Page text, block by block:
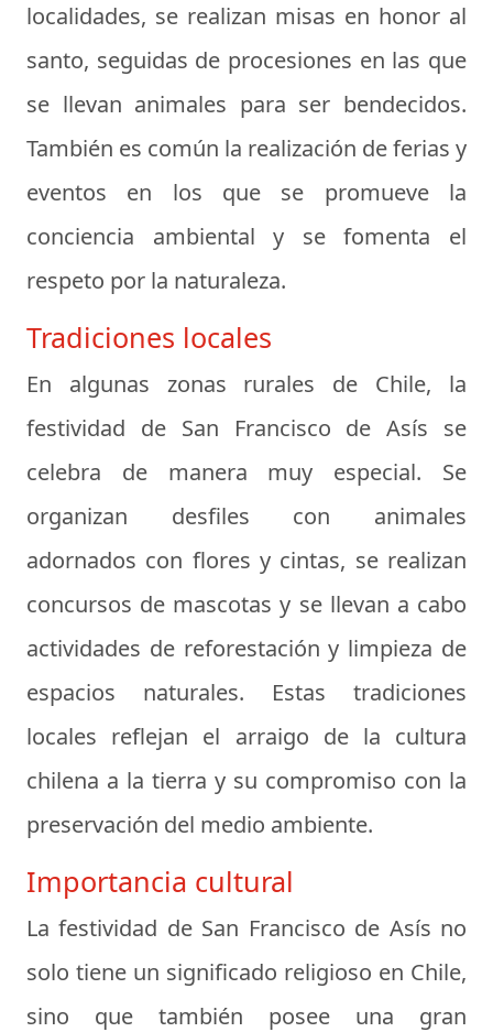
localidades, se realizan misas en honor al
santo, seguidas de procesiones en las que
se llevan animales para ser bendecidos.
También es común la realización de ferias y
eventos en los que se promueve la
conciencia ambiental y se fomenta el
respeto por la naturaleza.
Tradiciones locales
En algunas zonas rurales de Chile, la
festividad de San Francisco de Asís se
celebra de manera muy especial. Se
organizan desfiles con animales
adornados con flores y cintas, se realizan
concursos de mascotas y se llevan a cabo
actividades de reforestación y limpieza de
espacios naturales. Estas tradiciones
locales reflejan el arraigo de la cultura
chilena a la tierra y su compromiso con la
preservación del medio ambiente.
Importancia cultural
La festividad de San Francisco de Asís no
solo tiene un significado religioso en Chile,
sino que también posee una gran